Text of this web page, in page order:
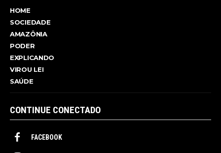
HOME
SOCIEDADE
AMAZÔNIA
PODER
EXPLICANDO
VIROU LEI
SAÚDE
CONTINUE CONECTADO
FACEBOOK